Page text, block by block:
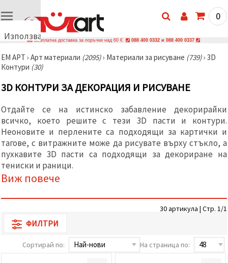
Използваме
🍪
Използваме
и подобни
технологии,
осигурим
правилната
работа на
сайта, да
подобрим
изживяване
и, с твое
съгласие,
да
трафика и
по-
релевантно
и реклами,
0
Безплатна доставка за поръчки над 60 € 088 400 0332 и 088 400 0337
ЕМ АРТ › Арт материали (2095)› Материали за рисуване (739)› 3D
Контури (30)
3D КОНТУРИ ЗА ДЕКОРАЦИЯ И РИСУВАНЕ
Отдайте се на истинско забавление декорирайки
всичко, което решите с тези 3D пасти и контури.
Неоновите и перлените са подходящи за картички и
тагове, с витражните може да рисувате върху стъкло, а
пухкавите 3D пасти са подходящи за декориране на
тениски и раници.
Виж повече
30 артикула | Стр. 1/1
ФИЛТРИ
Сортирай по: На страница по: